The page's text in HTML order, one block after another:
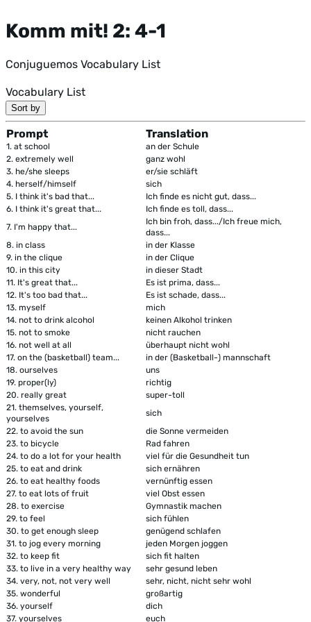
Komm mit! 2: 4-1
Conjuguemos Vocabulary List
Vocabulary List
Sort by
Prompt Translation
1. at school
an der Schule
2. extremely well
ganz wohl
3. he/she sleeps
er/sie schläft
4. herself/himself
sich
5. I think it's bad that...
Ich finde es nicht gut, dass...
6. I think it's great that...
Ich finde es toll, dass...
7. I'm happy that...
Ich bin froh, dass.../Ich freue mich,
dass...
8. in class
in der Klasse
9. in the clique
in der Clique
10. in this city
in dieser Stadt
11. It's great that...
Es ist prima, dass...
12. It's too bad that...
Es ist schade, dass...
13. myself
mich
14. not to drink alcohol
keinen Alkohol trinken
15. not to smoke
nicht rauchen
16. not well at all
überhaupt nicht wohl
17. on the (basketball) team...
in der (Basketball-) mannschaft
18. ourselves
uns
19. proper(ly)
richtig
20. really great
super-toll
21. themselves, yourself,
yourselves
sich
22. to avoid the sun
die Sonne vermeiden
23. to bicycle
Rad fahren
24. to do a lot for your health
viel für die Gesundheit tun
25. to eat and drink
sich ernähren
26. to eat healthy foods
vernünftig essen
27. to eat lots of fruit
viel Obst essen
28. to exercise
Gymnastik machen
29. to feel
sich fühlen
30. to get enough sleep
genügend schlafen
31. to jog every morning
jeden Morgen joggen
32. to keep fit
sich fit halten
33. to live in a very healthy way
sehr gesund leben
34. very, not, not very well
sehr, nicht, nicht sehr wohl
35. wonderful
großartig
36. yourself
dich
37. yourselves euch